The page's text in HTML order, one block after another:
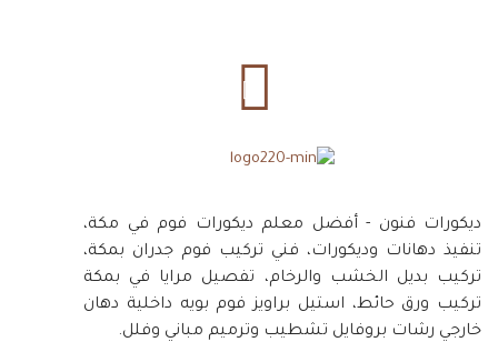
ديكورات فنون - أفضل معلم ديكورات فوم في مكة،
تنفيذ دهانات وديكورات، فني تركيب فوم جدران بمكة،
تركيب بديل الخشب والرخام، تفصيل مرايا في بمكة
تركيب ورق حائط، استيل براويز فوم بويه داخلية دهان
خارجي رشات بروفايل تشطيب وترميم مباني وفلل.